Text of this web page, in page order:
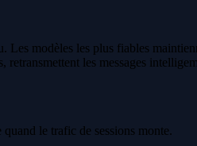
modèles les plus fiables
les messages
le trafic de sessions monte.